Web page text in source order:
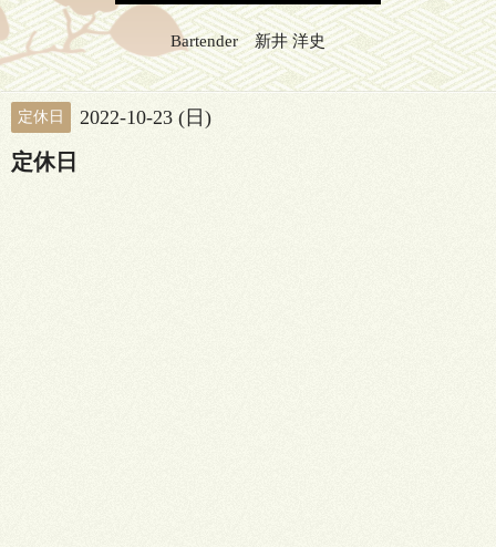
Bartender 新井 洋史
定休日 2022-10-23 (日)
定休日